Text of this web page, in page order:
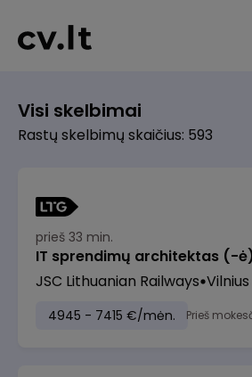
Visi skelbimai
Rastų skelbimų skaičius: 593
prieš 33 min.
IT sprendimų architektas (-
JSC Lithuanian Railways Vilnius
4945 - 7415 €/mėn. Prieš